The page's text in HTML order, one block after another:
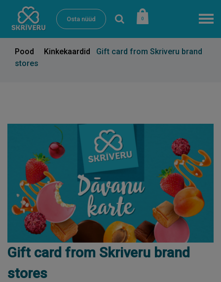
Osta nüüd 0
Pood Kinkekaardid
Gift card from Skriveru brand
stores
Gift card from Skriveru brand
stores